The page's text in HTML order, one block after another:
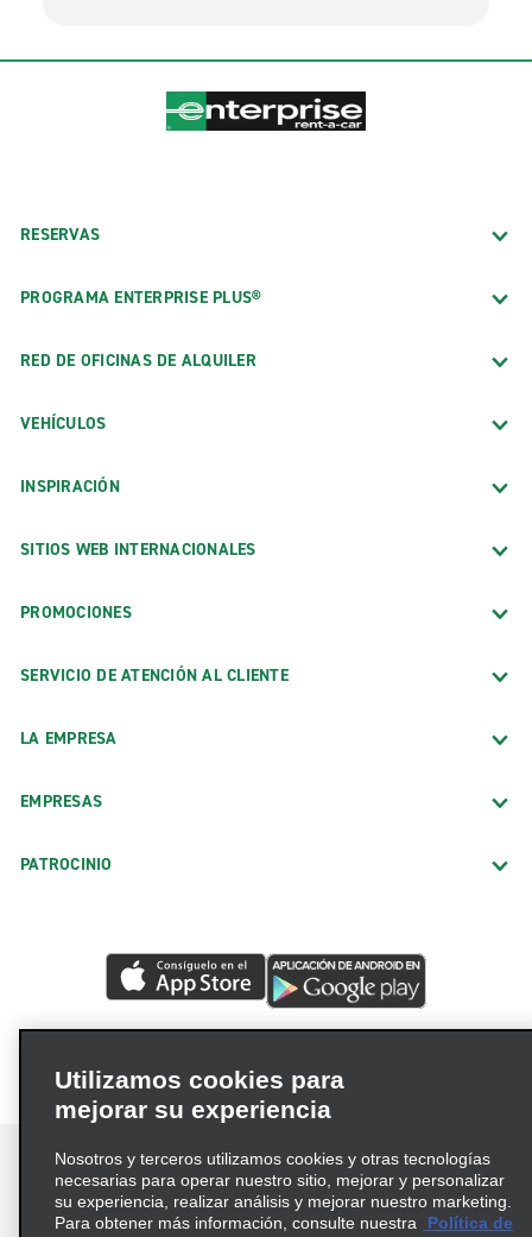
RESERVAS
PROGRAMA ENTERPRISE PLUS®
RED DE OFICINAS DE ALQUILER
VEHÍCULOS
INSPIRACIÓN
SITIOS WEB INTERNACIONALES
PROMOCIONES
SERVICIO DE ATENCIÓN AL CLIENTE
LA EMPRESA
EMPRESAS
PATROCINIO
Utilizamos cookies para
mejorar su experiencia
Nosotros y terceros utilizamos cookies y otras tecnologías
necesarias para operar nuestro sitio, mejorar y personalizar
su experiencia, realizar análisis y mejorar nuestro marketing.
Para obtener más información, consulte nuestra
Política de